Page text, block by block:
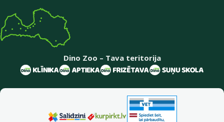
Dino Zoo – Tava teritorija